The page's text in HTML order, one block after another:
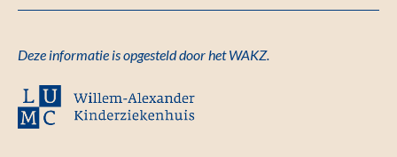
Deze informatie is opgesteld door het WAKZ.